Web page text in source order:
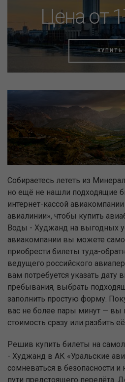
Цена от
КУПИТЬ
Собираетесь лететь из
но ещё не нашли подходящие
интернет-кассой
авиалинии», чтобы купить
Воды - Худжанд на выгодных
авиакомпании вы можете
приобрести билеты туда-
ведущего российского
вам потребуется указать дату
пребывания, выбрать
заполнить простую форму.
вас не более пары минут — вы
стоимость сразу или разбить
Решив купить билеты на
- Худжанд в АК «Уральские
сомневаться в безопасности
пути предстоящего перелёта.